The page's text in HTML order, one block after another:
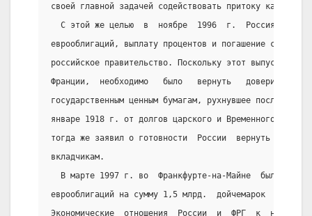
своей главной задачей содействовать притоку
С этой же целью  в  ноябре  1996  г.  Россия
еврооблигаций, выплату процентов и погашение
российское правительство. Поскольку этот выпуск  в
Франции,  необходимо   было   вернуть   доверие
государственным ценным бумагам, рухнувшее после
январе 1918 г. от долгов царского и Временного
тогда же заявил о готовности  России  вернуть
вкладчикам.
В марте 1997 г. во  Франкфурте-на-Майне  был
еврооблигаций на сумму 1,5 млрд.  дойчемарок  со
Экономические  отношения  России  и  ФРГ  к